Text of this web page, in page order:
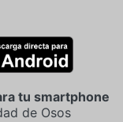
tu smartphone
de Osos